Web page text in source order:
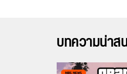
บทความน่าส